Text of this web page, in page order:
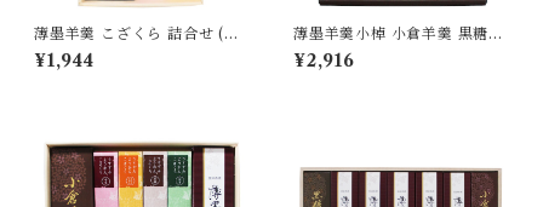
薄墨羊羹 こざくら 詰合せ (薄
墨羊羹小棹/薄墨羊羹こざくら
4本) 和菓子 デザート スイーツ
¥1,944
薄墨羊羹小棹 小倉羊羹 黒糖羊
羹 3本 詰合せ ご贈答 ギフト
プレゼント 御中元 御歳暮
¥2,916